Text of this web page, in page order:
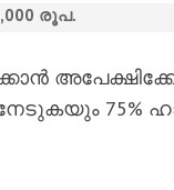
രൂപ.
75%